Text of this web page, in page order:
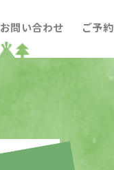
お問い合わせ ご予約